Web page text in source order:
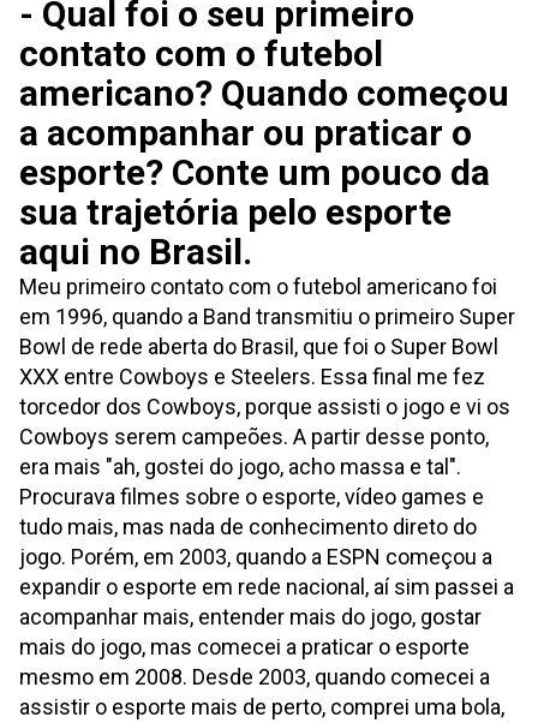
- Qual foi o seu primeiro
contato com o futebol
americano? Quando começou
a acompanhar ou praticar o
esporte? Conte um pouco da
sua trajetória pelo esporte
aqui no Brasil.
Meu primeiro contato com o futebol americano foi
em 1996, quando a Band transmitiu o primeiro Super
Bowl de rede aberta do Brasil, que foi o Super Bowl
XXX entre Cowboys e Steelers. Essa final me fez
torcedor dos Cowboys, porque assisti o jogo e vi os
Cowboys serem campeões. A partir desse ponto,
era mais "ah, gostei do jogo, acho massa e tal".
Procurava filmes sobre o esporte, vídeo games e
tudo mais, mas nada de conhecimento direto do
jogo. Porém, em 2003, quando a ESPN começou a
expandir o esporte em rede nacional, aí sim passei a
acompanhar mais, entender mais do jogo, gostar
mais do jogo, mas comecei a praticar o esporte
mesmo em 2008. Desde 2003, quando comecei a
assistir o esporte mais de perto, comprei uma bola,